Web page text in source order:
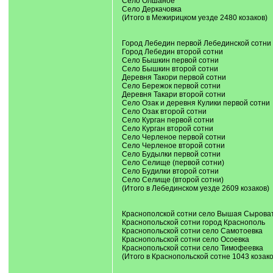
Село Деркачовка
(Итого в Межирицком уезде 2480 козаков)
Город Лебедин первой Лебединской сотни
Город Лебедин второй сотни
Село Бышкин первой сотни
Село Бышкин второй сотни
Деревня Такори первой сотни
Село Бережок первой сотни
Деревня Такари второй сотни
Село Озак и деревня Кулики первой сотни
Село Озак второй сотни
Село Курган первой сотни
Село Курган второй сотни
Село Черленое первой сотни
Село Черленое второй сотни
Село Будылки первой сотни
Село Селище (первой сотни)
Село Будилки второй сотни
Село Селище (второй сотни)
(Итого в Лебединском уезде 2609 козаков)
Краснополской сотни село Вышая
Краснопольской сотни город Краснополь
Краснопольской сотни село Самотоевка
Краснопольской сотни село Осоевка
Краснопольской сотни село Тимофеевка
(Итого в Краснопольской сотне 1043